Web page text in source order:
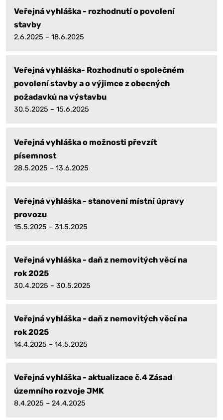
Veřejná vyhláška - rozhodnutí o povolení
stavby
2.6.2025 – 18.6.2025
Veřejná vyhláška- Rozhodnutí o společném
povolení stavby a o výjimce z obecných
požadavků na výstavbu
30.5.2025 – 15.6.2025
Veřejná vyhláška o možnosti převzít
písemnost
28.5.2025 – 13.6.2025
Veřejná vyhláška - stanovení místní úpravy
provozu
15.5.2025 – 31.5.2025
Veřejná vyhláška - daň z nemovitých věcí na
rok 2025
30.4.2025 – 30.5.2025
Veřejná vyhláška - daň z nemovitých věcí na
rok 2025
14.4.2025 – 14.5.2025
Veřejná vyhláška - aktualizace č.4 Zásad
územního rozvoje JMK
8.4.2025 – 24.4.2025